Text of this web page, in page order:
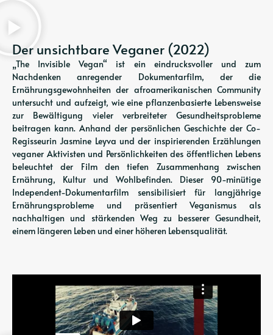
Der unsichtbare Veganer (2022)
„The Invisible Vegan“ ist ein eindrucksvoller und zum
Nachdenken anregender Dokumentarfilm, der die
Ernährungsgewohnheiten der afroamerikanischen Community
untersucht und aufzeigt, wie eine pflanzenbasierte Lebensweise
zur Bewältigung vieler verbreiteter Gesundheitsprobleme
beitragen kann. Anhand der persönlichen Geschichte der Co-
Regisseurin Jasmine Leyva und der inspirierenden Erzählungen
veganer Aktivisten und Persönlichkeiten des öffentlichen Lebens
beleuchtet der Film den tiefen Zusammenhang zwischen
Ernährung, Kultur und Wohlbefinden. Dieser 90-minütige
Independent-Dokumentarfilm sensibilisiert für langjährige
Ernährungsprobleme und präsentiert Veganismus als
nachhaltigen und stärkenden Weg zu besserer Gesundheit,
einem längeren Leben und einer höheren Lebensqualität.